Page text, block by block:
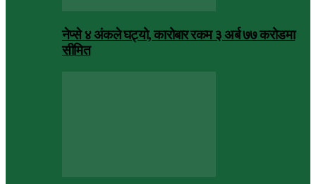
नेप्से ४ अंकले घट्यो, कारोबार रकम ३ अर्ब ७७ करोडमा
सीमित